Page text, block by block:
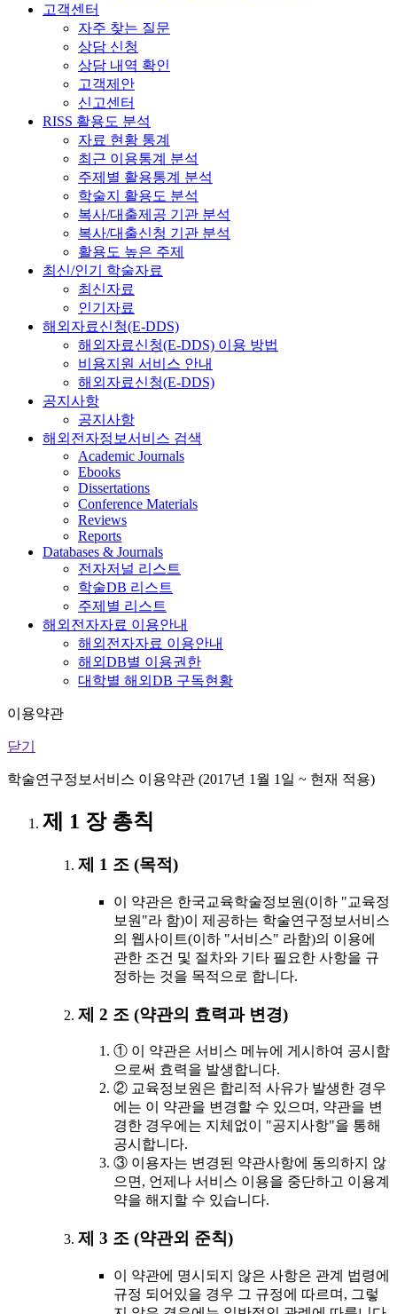
고객센터
자주 찾는 질문
상담 신청
상담 내역 확인
고객제안
신고센터
RISS 활용도 분석
자료 현황 통계
최근 이용통계 분석
주제별 활용통계 분석
학술지 활용도 분석
복사/대출제공 기관 분석
복사/대출신청 기관 분석
활용도 높은 주제
최신/인기 학술자료
최신자료
인기자료
해외자료신청(E-DDS)
해외자료신청(E-DDS) 이용 방법
비용지원 서비스 안내
해외자료신청(E-DDS)
공지사항
공지사항
해외전자정보서비스 검색
Academic Journals
Ebooks
Dissertations
Conference Materials
Reviews
Reports
Databases & Journals
전자저널 리스트
학술DB 리스트
주제별 리스트
해외전자자료 이용안내
해외전자자료 이용안내
해외DB별 이용권한
대학별 해외DB 구독현황
이용약관
닫기
학술연구정보서비스 이용약관 (2017년 1월 1일 ~ 현재 적용)
제 1 장 총칙
제 1 조 (목적)
이 약관은 한국교육학술정보원(이하 "교육정
보원"라 함)이 제공하는 학술연구정보서비스
의 웹사이트(이하 "서비스" 라함)의 이용에
관한 조건 및 절차와 기타 필요한 사항을 규
정하는 것을 목적으로 합니다.
제 2 조 (약관의 효력과 변경)
① 이 약관은 서비스 메뉴에 게시하여 공시함
으로써 효력을 발생합니다.
② 교육정보원은 합리적 사유가 발생한 경우
에는 이 약관을 변경할 수 있으며, 약관을 변
경한 경우에는 지체없이 "공지사항"을 통해
공시합니다.
③ 이용자는 변경된 약관사항에 동의하지 않
으면, 언제나 서비스 이용을 중단하고 이용계
약을 해지할 수 있습니다.
제 3 조 (약관외 준칙)
이 약관에 명시되지 않은 사항은 관계 법령에
규정 되어있을 경우 그 규정에 따르며, 그렇